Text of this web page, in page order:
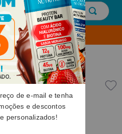
sua Receita
Sexual
de e-mail e tenha
e descontos
personalizados!